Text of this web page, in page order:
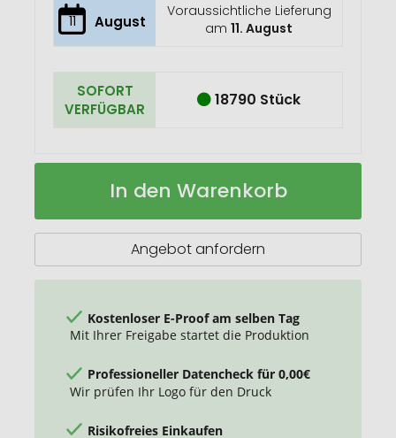
11 August
Voraussichtliche Lieferung
am11. August
SOFORT
VERFÜGBAR
18790 Stück
GROW
Set
Auf
In den Warenkorb
Angebot anfordern
Kostenloser E-Proof am selben Tag
Mit Ihrer Freigabe startet die Produktion
Professioneller Datencheck für 0,00€
Wir prüfen Ihr Logo für den Druck
Risikofreies Einkaufen